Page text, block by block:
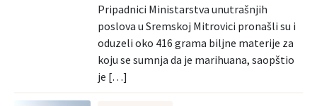
Pripadnici Ministarstva unutrašnjih
poslova u Sremskoj Mitrovici pronašli su i
oduzeli oko 416 grama biljne materije za
koju se sumnja da je marihuana, saopštio
je […]